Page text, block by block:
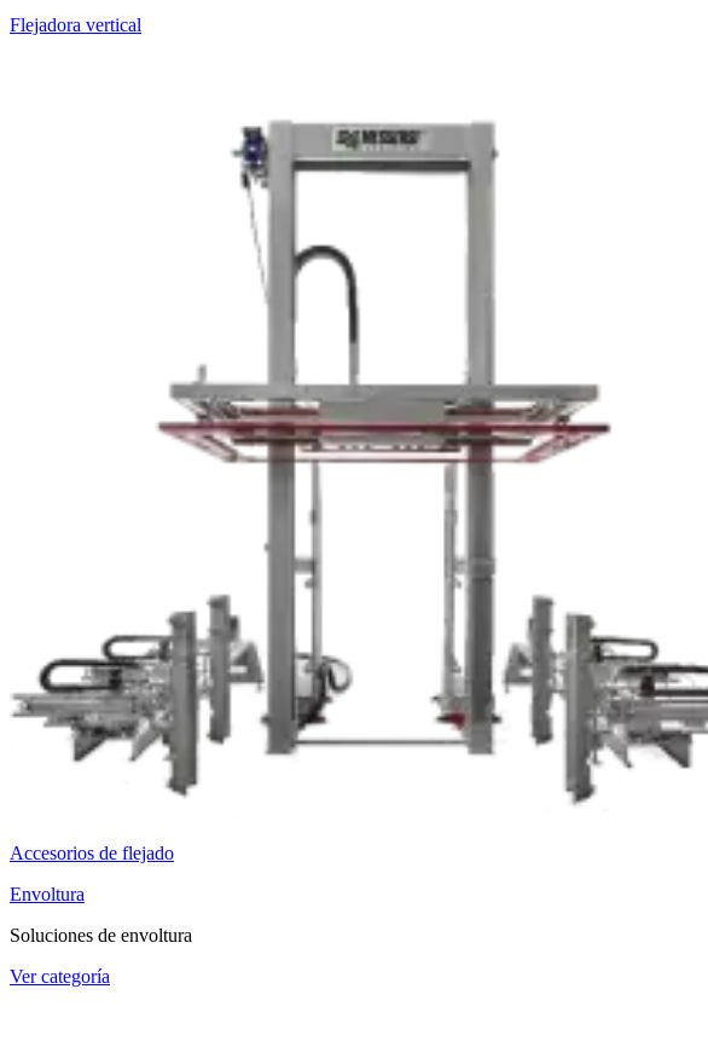
Flejadora vertical
Accesorios de flejado
Envoltura
Soluciones de envoltura
Ver categoría